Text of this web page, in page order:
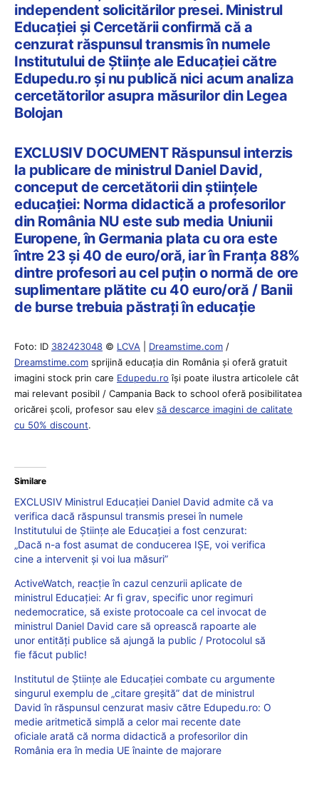
independent solicitărilor presei. Ministrul
Educației și Cercetării confirmă că a
cenzurat răspunsul transmis în numele
Institutului de Științe ale Educației către
Edupedu.ro și nu publică nici acum analiza
cercetătorilor asupra măsurilor din Legea
Bolojan
EXCLUSIV DOCUMENT Răspunsul interzis
la publicare de ministrul Daniel David,
conceput de cercetătorii din științele
educației: Norma didactică a profesorilor
din România NU este sub media Uniunii
Europene, în Germania plata cu ora este
între 23 și 40 de euro/oră, iar în Franța 88%
dintre profesori au cel puțin o normă de ore
suplimentare plătite cu 40 euro/oră / Banii
de burse trebuia păstrați în educație
Foto: ID 382423048 © LCVA Dreamstime.com /
Dreamstime.com sprijină educaţia din România şi oferă gratuit
imagini stock prin care Edupedu.ro îşi poate ilustra articolele cât
mai relevant posibil / Campania Back to school oferă posibilitatea
oricărei școli, profesor sau elev să descarce imagini de calitate
cu 50% discount.
Similare
EXCLUSIV Ministrul Educației Daniel David admite că va
verifica dacă răspunsul transmis presei în numele
Institutului de Științe ale Educației a fost cenzurat:
„Dacă n-a fost asumat de conducerea IȘE, voi verifica
cine a intervenit și voi lua măsuri”
ActiveWatch, reacție în cazul cenzurii aplicate de
ministrul Educației: Ar fi grav, specific unor regimuri
nedemocratice, să existe protocoale ca cel invocat de
ministrul Daniel David care să oprească rapoarte ale
unor entități publice să ajungă la public / Protocolul să
fie făcut public!
Institutul de Științe ale Educației combate cu argumente
singurul exemplu de „citare greșită” dat de ministrul
David în răspunsul cenzurat masiv către Edupedu.ro: O
medie aritmetică simplă a celor mai recente date
oficiale arată că norma didactică a profesorilor din
România era în media UE înainte de majorare